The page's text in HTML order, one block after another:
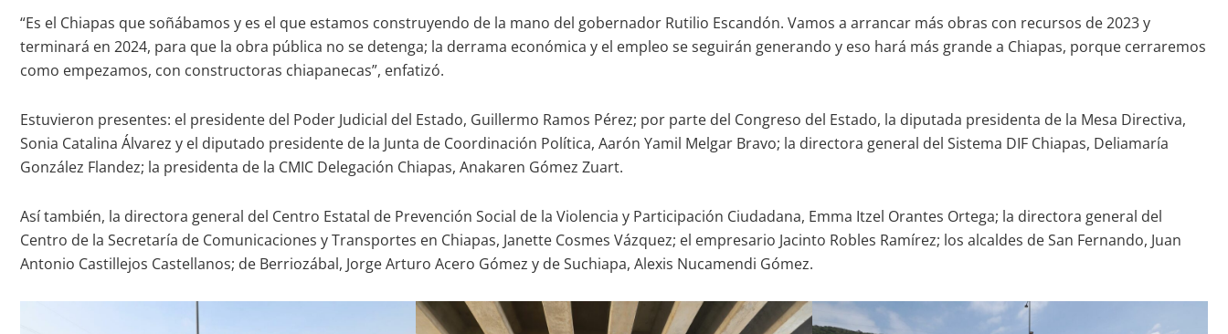
“Es el Chiapas que soñábamos y es el que estamos construyendo de la mano del gobernador Rutilio Escandón. Vamos a arrancar más obras con recursos de 2023 y
terminará en 2024, para que la obra pública no se detenga; la derrama económica y el empleo se seguirán generando y eso hará más grande a Chiapas, porque cerraremos
como empezamos, con constructoras chiapanecas”, enfatizó.
Estuvieron presentes: el presidente del Poder Judicial del Estado, Guillermo Ramos Pérez; por parte del Congreso del Estado, la diputada presidenta de la Mesa Directiva,
Sonia Catalina Álvarez y el diputado presidente de la Junta de Coordinación Política, Aarón Yamil Melgar Bravo; la directora general del Sistema DIF Chiapas, Deliamaría
González Flandez; la presidenta de la CMIC Delegación Chiapas, Anakaren Gómez Zuart.
Así también, la directora general del Centro Estatal de Prevención Social de la Violencia y Participación Ciudadana, Emma Itzel Orantes Ortega; la directora general del
Centro de la Secretaría de Comunicaciones y Transportes en Chiapas, Janette Cosmes Vázquez; el empresario Jacinto Robles Ramírez; los alcaldes de San Fernando, Juan
Antonio Castillejos Castellanos; de Berriozábal, Jorge Arturo Acero Gómez y de Suchiapa, Alexis Nucamendi Gómez.